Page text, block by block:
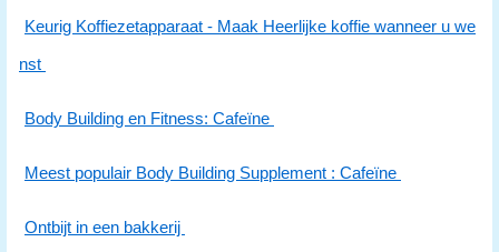
Keurig Koffiezetapparaat - Maak Heerlijke koffie wanneer u we
nst
Body Building en Fitness: Cafeïne
Meest populair Body Building Supplement : Cafeïne
Ontbijt in een bakkerij